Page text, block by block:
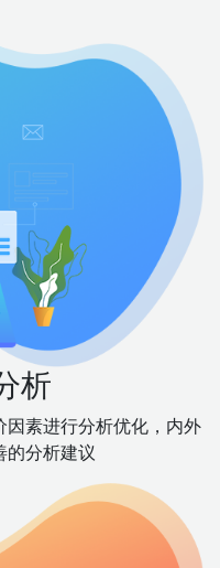
析
素进行分析优化，内外
的分析建议